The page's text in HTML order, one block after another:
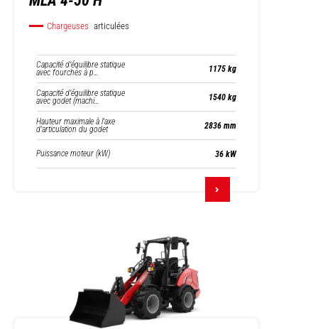
Chargeuses articulées
Capacité d’équilibre statique
avec fourches à p… 1175 kg
Capacité d’équilibre statique
avec godet (machi… 1540 kg
Hauteur maximale à l'axe
d'articulation du godet 2836 mm
Puissance moteur (kW) 36 kW